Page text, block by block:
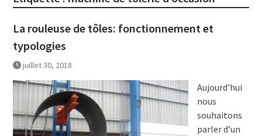
La rouleuse de tôles: fonctionnement et
typologies
juillet 30, 2018
Aujourd’hui
nous
souhaitons
parler d’un